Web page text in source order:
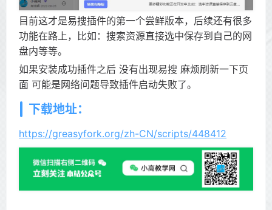
目前这才是易搜插件的第一个尝鲜版本，后续还有很多
功能在路上，比如：搜索资源直接选中保存到自己的网
盘内等等。
如果安装成功插件之后 没有出现易搜 麻烦刷新一下页
面 可能是网络问题导致插件启动失败了。
下载地址：
https://greasyfork.org/zh-CN/scripts/448412